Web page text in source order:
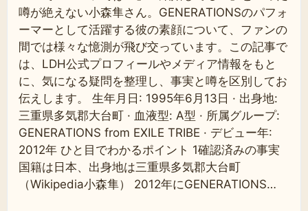
噂が絶えない小森隼さん。GENERATIONSのパフォ
ーマーとして活躍する彼の素顔について、ファンの
間では様々な憶測が飛び交っています。この記事で
は、LDH公式プロフィールやメディア情報をもと
に、気になる疑問を整理し、事実と噂を区別してお
伝えします。 生年月日: 1995年6月13日 · 出身地:
三重県多気郡大台町 · 血液型: A型 · 所属グループ:
GENERATIONS from EXILE TRIBE · デビュー年:
2012年 ひと目でわかるポイント 1確認済みの事実
国籍は日本、出身地は三重県多気郡大台町
（Wikipedia小森隼） 2012年にGENERATIONS…